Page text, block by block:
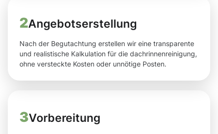
2Angebotserstellung
Nach der Begutachtung erstellen wir eine transparente
und realistische Kalkulation für die dachrinnenreinigung,
ohne versteckte Kosten oder unnötige Posten.
3Vorbereitung